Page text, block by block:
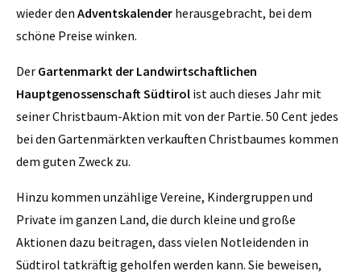
wieder den Adventskalender herausgebracht, bei dem
schöne Preise winken.
Der Gartenmarkt der Landwirtschaftlichen
Hauptgenossenschaft Südtirol ist auch dieses Jahr mit
seiner Christbaum-Aktion mit von der Partie. 50 Cent jedes
bei den Gartenmärkten verkauften Christbaumes kommen
dem guten Zweck zu.
Hinzu kommen unzählige Vereine, Kindergruppen und
Private im ganzen Land, die durch kleine und große
Aktionen dazu beitragen, dass vielen Notleidenden in
Südtirol tatkräftig geholfen werden kann. Sie beweisen,